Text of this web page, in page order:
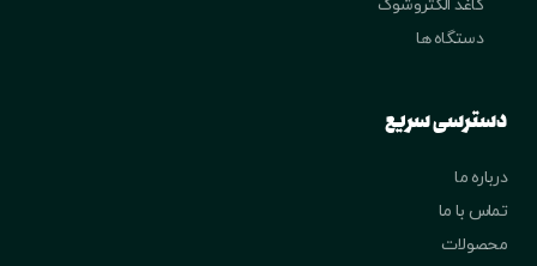
کاغذ الکتروشوک
دستگاه ها
دسترسی سریع
درباره ما
تماس با ما
محصولات